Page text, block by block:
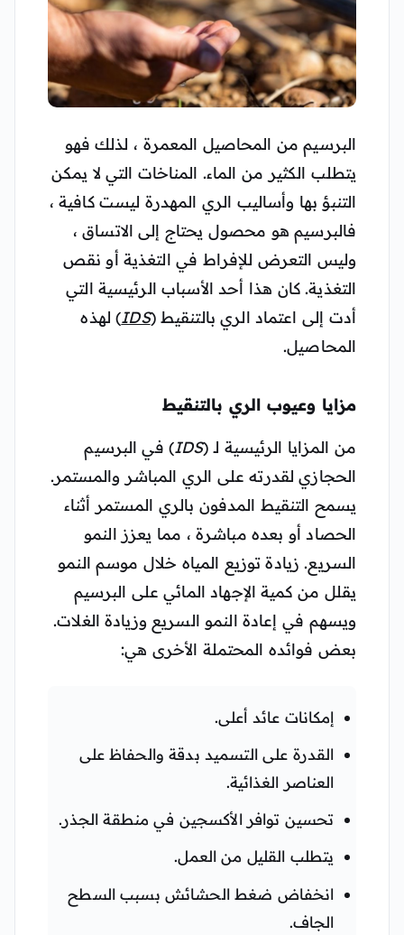
البرسيم من المحاصيل المعمرة ، لذلك فهو
يتطلب الكثير من الماء. المناخات التي لا يمكن
التنبؤ بها وأساليب الري المهدرة ليست كافية ،
فالبرسيم هو محصول يحتاج إلى الاتساق ،
وليس التعرض للإفراط في التغذية أو نقص
التغذية. كان هذا أحد الأسباب الرئيسية التي
أدت إلى اعتماد الري بالتنقيط (IDS) لهذه
المحاصيل.
مزايا وعيوب الري بالتنقيط
من المزايا الرئيسية لـ (IDS) في البرسيم
الحجازي لقدرته على الري المباشر والمستمر.
يسمح التنقيط المدفون بالري المستمر أثناء
الحصاد أو بعده مباشرة ، مما يعزز النمو
السريع. زيادة توزيع المياه خلال موسم النمو
يقلل من كمية الإجهاد المائي على البرسيم
ويسهم في إعادة النمو السريع وزيادة الغلات.
بعض فوائده المحتملة الأخرى هي:
إمكانات عائد أعلى.
القدرة على التسميد بدقة والحفاظ على
العناصر الغذائية.
تحسين توافر الأكسجين في منطقة الجذر.
يتطلب القليل من العمل.
انخفاض ضغط الحشائش بسبب السطح
الجاف.